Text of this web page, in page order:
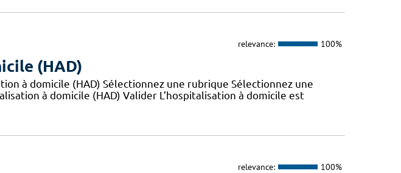
relevance: 100%
(HAD)
à domicile (HAD) Sélectionnez une rubrique Sélectionnez une
à domicile (HAD) Valider L’hospitalisation à domicile est
relevance: 100%